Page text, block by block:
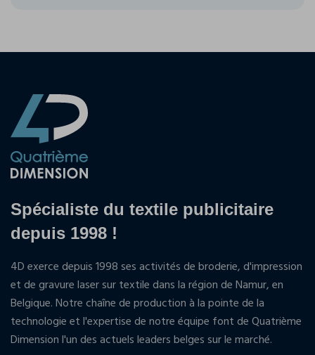
Spécialiste du textile publicitaire
depuis 1998 !
4D exerce depuis 1998 ses activités de broderie, d'impression
et de gravure laser sur textile dans la région de Namur, en
Belgique. Notre chaîne de production à la pointe de la
technologie et l'expertise de notre équipe font de Quatrième
Dimension l'un des actuels leaders belges sur le marché.